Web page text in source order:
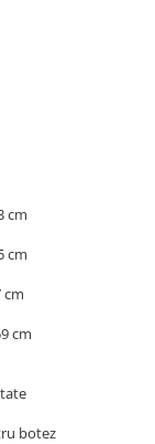
cm
cm
cm
cm
botez